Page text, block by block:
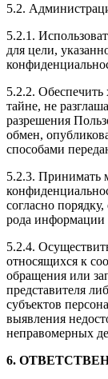
5.2.
5.2.1.
для цели,
5.2.2.
тайне, не
разрешения
обмен,
способами
5.2.3. Принимать
согласно
рода информации
5.2.4.
относящихся к
обращения или
представителя
субъектов
выявления
неправомерных
6.